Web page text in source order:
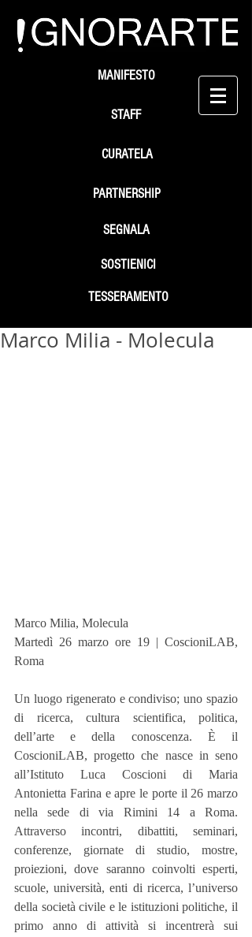
STAFF
SEGNALA
SOSTIENICI
MANIFESTO
PARTNERSHIP
TESSERAMENTO
CURATELA
Marco Milia - Molecula
Marco Milia, Molecula
Martedì 26 marzo ore 19 | CoscioniLAB,
Roma
Un luogo rigenerato e condiviso; uno spazio
di ricerca, cultura scientifica, politica,
dell’arte e della conoscenza. È il
CoscioniLAB, progetto che nasce in seno
all’Istituto Luca Coscioni di Maria
Antonietta Farina e apre le porte il 26 marzo
nella sede di via Rimini 14 a Roma.
Attraverso incontri, dibattiti, seminari,
conferenze, giornate di studio, mostre,
proiezioni, dove saranno coinvolti esperti,
scuole, università, enti di ricerca, l’universo
della società civile e le istituzioni politiche, il
primo anno di attività si incentrerà sui